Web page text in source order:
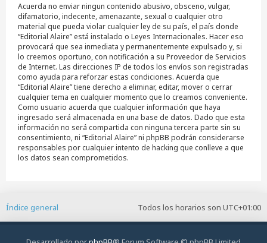
Acuerda no enviar ningun contenido abusivo, obsceno, vulgar,
difamatorio, indecente, amenazante, sexual o cualquier otro
material que pueda violar cualquier ley de su país, el país donde
“Editorial Alaire” está instalado o Leyes Internacionales. Hacer eso
provocará que sea inmediata y permanentemente expulsado y, si
lo creemos oportuno, con notificación a su Proveedor de Servicios
de Internet. Las direcciones IP de todos los envíos son registradas
como ayuda para reforzar estas condiciones. Acuerda que
“Editorial Alaire” tiene derecho a eliminar, editar, mover o cerrar
cualquier tema en cualquier momento que lo creamos conveniente.
Como usuario acuerda que cualquier información que haya
ingresado será almacenada en una base de datos. Dado que esta
información no será compartida con ninguna tercera parte sin su
consentimiento, ni “Editorial Alaire” ni phpBB podrán considerarse
responsables por cualquier intento de hacking que conlleve a que
los datos sean comprometidos.
Todos los horarios son UTC+01:00
Índice general